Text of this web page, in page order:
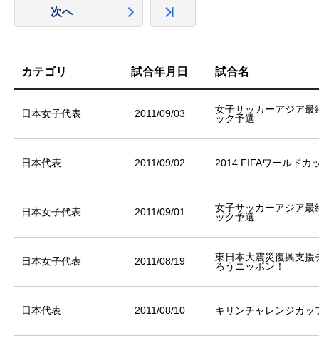
次へ
カテゴリ 試合年月日 試合名
日本女子代表 2011/09/03
女子サッカーアジア最
ック予選
日本代表 2011/09/02 2014 FIFAワールドカ
日本女子代表 2011/09/01
女子サッカーアジア最
ック予選
日本女子代表 2011/08/19
東日本大震災復興支援
ろうニッポン！
日本代表 2011/08/10 キリンチャレンジカッ